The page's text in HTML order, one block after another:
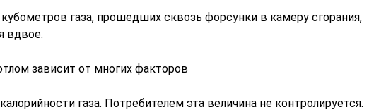
газа, прошедших сквозь форсунки в камеру сгорания,
вдвое.
зависит от многих факторов
газа. Потребителем эта величина не контролируется.